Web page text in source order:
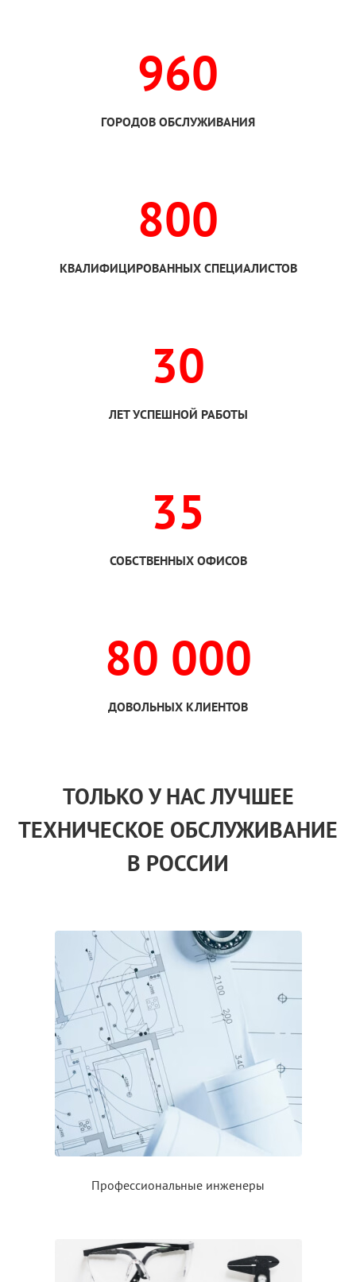
960
ГОРОДОВ ОБСЛУЖИВАНИЯ
800
КВАЛИФИЦИРОВАННЫХ СПЕЦИАЛИСТОВ
30
ЛЕТ УСПЕШНОЙ РАБОТЫ
35
СОБСТВЕННЫХ ОФИСОВ
80 000
ДОВОЛЬНЫХ КЛИЕНТОВ
ТОЛЬКОУ НАСЛУЧШЕЕ
ТЕХНИЧЕСКОЕ ОБСЛУЖИВАНИЕ
В РОССИИ
Профессиональные инженеры